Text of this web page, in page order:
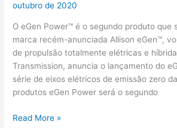
outubro de 2020
O eGen Power™ é o segundo produto que
marca recém-anunciada Allison eGen™,
de propulsão totalmente elétricas e
Transmission, anuncia o lançamento do
série de eixos elétricos de emissão zero
produtos eGen Power será o segundo
Read More »